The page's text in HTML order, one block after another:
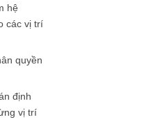
hệ
các vị trí
quyền
định
vị trí